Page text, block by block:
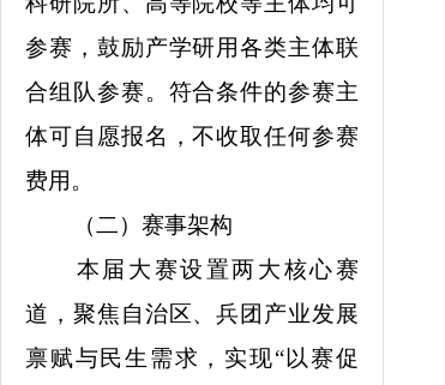
参赛，鼓励产学研用各类主体联
合组队参赛。符合条件的参赛主
体可自愿报名，不收取任何参赛
费用。
（二）赛事架构
本届大赛设置两大核心赛
道，聚焦自治区、兵团产业发展
禀赋与民生需求，实现“以赛促